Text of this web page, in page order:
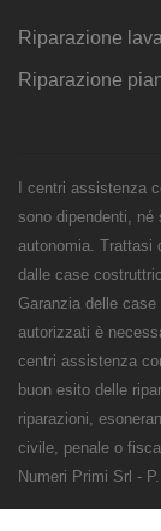
Riparazione
Riparazione
I centri assistenza
sono dipendenti, né
autonomia. Trattasi
dalle case
Garanzia delle
autorizzati è
centri assistenza
buon esito delle
riparazioni,
civile, penale o
Numeri Primi Srl -